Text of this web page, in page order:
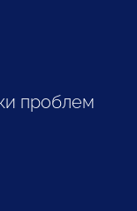
проблем